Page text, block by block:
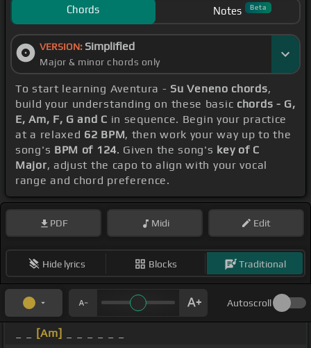
Chords Notes Beta
VERSION: Simplified
Major & minor chords only
To start learning Aventura - Su Veneno chords,
build your understanding on these basic chords - G,
E, Am, F, G and C in sequence. Begin your practice
at a relaxed 62 BPM, then work your way up to the
song's BPM of 124. Given the song's key of C
Major, adjust the capo to align with your vocal
range and chord preference.
PDF Midi Edit
Hide lyrics Blocks Traditional
Autoscroll
[Am]